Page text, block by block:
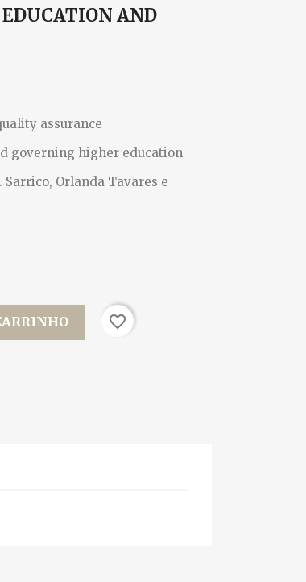
AND
assurance
governing higher education
Sarrico, Orlanda Tavares e
favorite_border